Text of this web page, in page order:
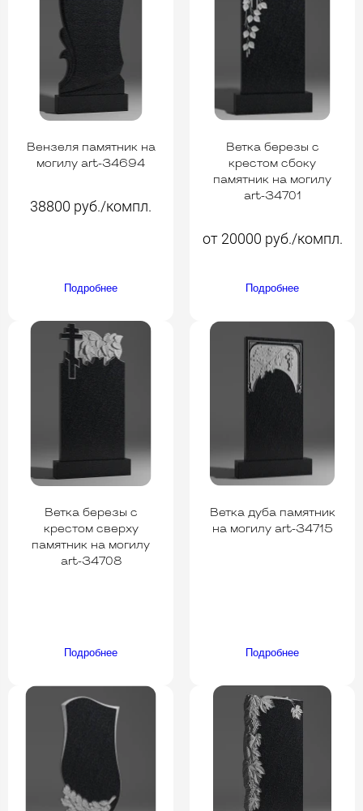
Вензеля памятник на
могилу art-34694
38800 руб./компл.
Подробнее
Ветка березы с
крестом сбоку
памятник на могилу
art-34701
от 20000 руб./компл.
Подробнее
Ветка березы с
крестом сверху
памятник на могилу
art-34708
Подробнее
Ветка дуба памятник
на могилу art-34715
Подробнее